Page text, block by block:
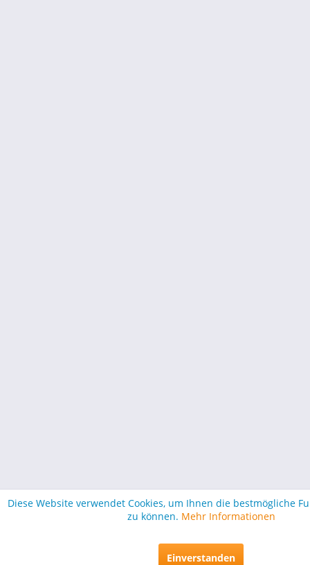
Diese Website verwendet Cookies, um Ihnen die bestmögliche
zu können. Mehr Informationen
Einverstanden